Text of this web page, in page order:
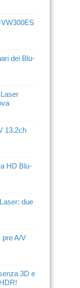
dei Blu-
13.2ch
HD Blu-
due
pre A/V
3D e